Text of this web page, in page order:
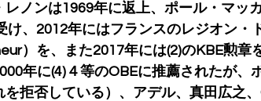
ンは1969年に返上、ポール・マッ
、2012年にはフランスのレジオン・
）を、また2017年には(2)のKBE勲章
年に(4)４等のOBEに推薦されたが、
拒否している）、アデル、真田広之、